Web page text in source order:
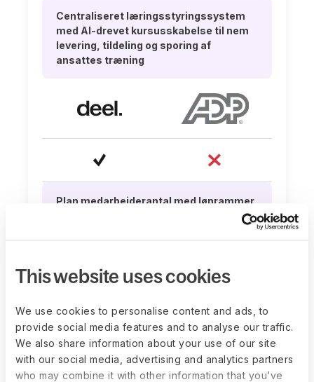
This website uses cookies
We use cookies to personalise content and ads, to
provide social media features and to analyse our traffic.
We also share information about your use of our site
with our social media, advertising and analytics partners
who may combine it with other information that you’ve
Centraliseret læringsstyringssystem
med AI-drevet kursusskabelse til nem
levering, tildeling og sporing af
ansattes træning
Plan medarbejderantal med lønrammer,